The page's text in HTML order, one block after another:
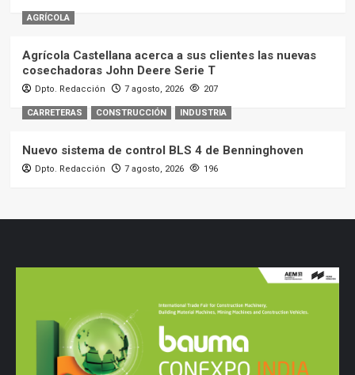
AGRÍCOLA
Agrícola Castellana acerca a sus clientes las nuevas
cosechadoras John Deere Serie T
Dpto. Redacción 7 agosto, 2026 207
CARRETERAS CONSTRUCCIÓN INDUSTRIA
Nuevo sistema de control BLS 4 de Benninghoven
Dpto. Redacción 7 agosto, 2026 196